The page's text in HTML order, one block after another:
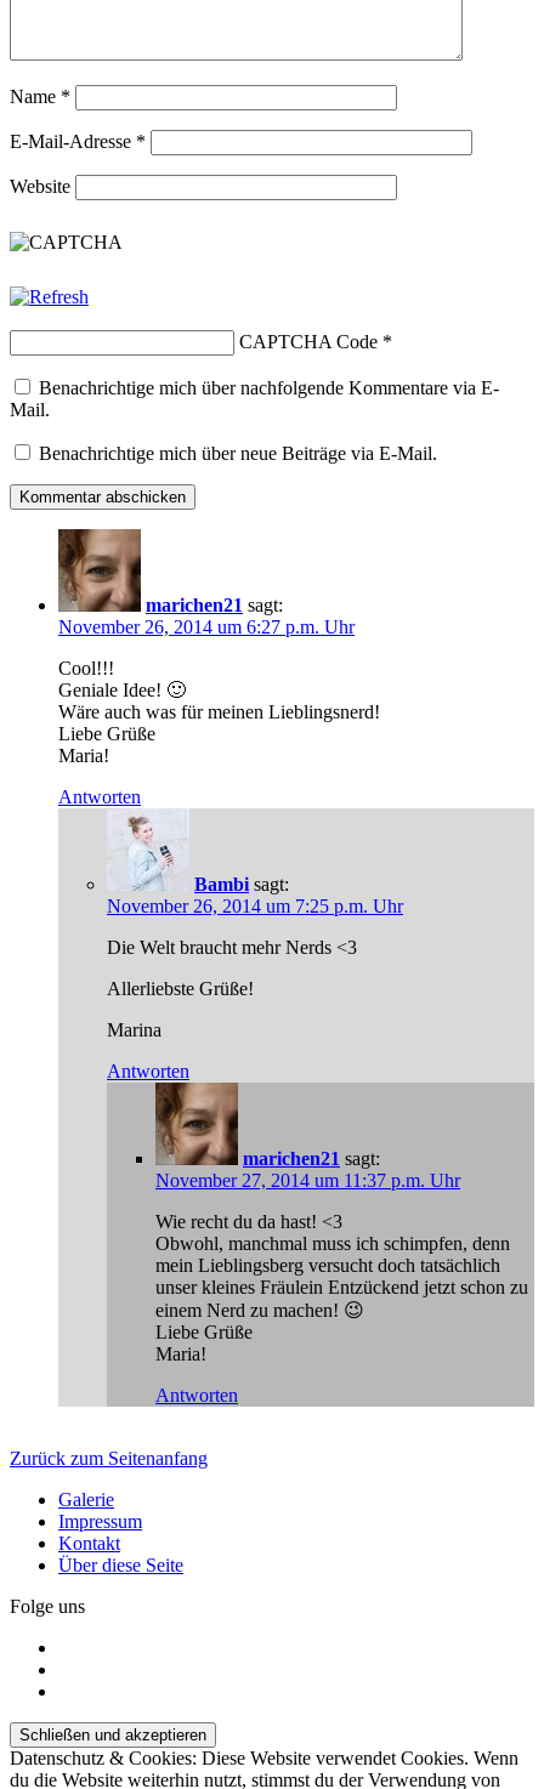
Name *
E-Mail-Adresse *
Website
CAPTCHA Code *
Benachrichtige mich über nachfolgende Kommentare via E-
Mail.
Benachrichtige mich über neue Beiträge via E-Mail.
marichen21 sagt:
November 26, 2014 um 6:27 p.m. Uhr
Cool!!!
Geniale Idee! 🙂
Wäre auch was für meinen Lieblingsnerd!
Liebe Grüße
Maria!
Antworten
Bambi sagt:
November 26, 2014 um 7:25 p.m. Uhr
Die Welt braucht mehr Nerds <3
Allerliebste Grüße!
Marina
Antworten
marichen21 sagt:
November 27, 2014 um 11:37 p.m. Uhr
Wie recht du da hast! <3
Obwohl, manchmal muss ich schimpfen, denn
mein Lieblingsberg versucht doch tatsächlich
unser kleines Fräulein Entzückend jetzt schon zu
einem Nerd zu machen! 😉
Liebe Grüße
Maria!
Antworten
Zurück zum Seitenanfang
Galerie
Impressum
Kontakt
Über diese Seite
Folge uns
Datenschutz & Cookies: Diese Website verwendet Cookies. Wenn
du die Website weiterhin nutzt, stimmst du der Verwendung von